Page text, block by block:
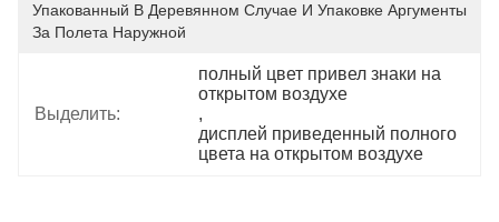
Упакованный В Деревянном Случае И Упаковке Аргументы
За Полета Наружной
Выделить:
полный цвет привел знаки на
открытом воздухе
,
дисплей приведенный полного
цвета на открытом воздухе